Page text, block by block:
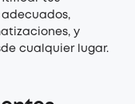
adecuados,
y
cualquier lugar.